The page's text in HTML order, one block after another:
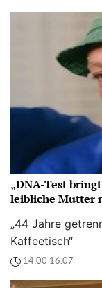
„DNA-Test
leibliche Mutter
„44 Jahre
Kaffeetisch“
14:00 16.07